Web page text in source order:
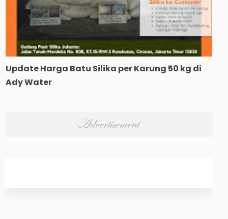
Update Harga Batu Silika per Karung 50 kg di
Ady Water